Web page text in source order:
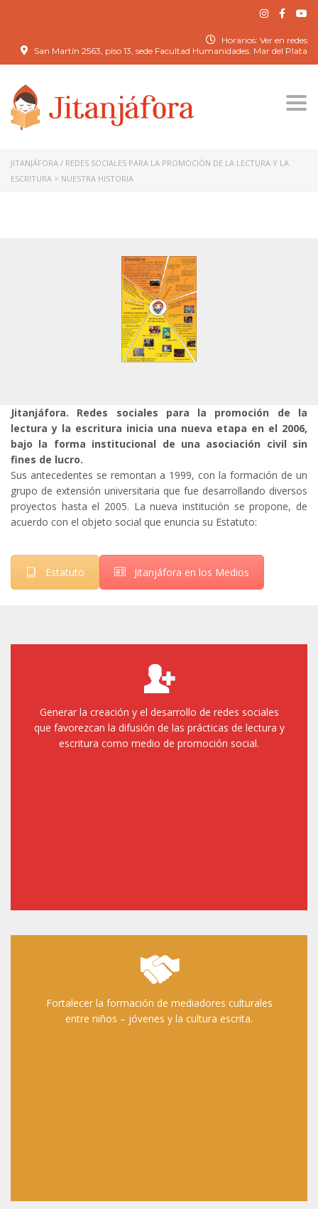
Horarios: Ver en redes
San Martín 2563, piso 13, sede Facultad Humanidades. Mar del Plata
JITANJÁFORA / REDES SOCIALES PARA LA PROMOCIÓN DE LA LECTURA Y LA
ESCRITURA > NUESTRA HISTORIA
Jitanjáfora. Redes sociales para la promoción de la
lectura y la escritura inicia una nueva etapa en el 2006,
bajo la forma institucional de una asociación civil sin
fines de lucro.
Sus antecedentes se remontan a 1999, con la formación de un
grupo de extensión universitaria que fue desarrollando diversos
proyectos hasta el 2005. La nueva institución se propone, de
acuerdo con el objeto social que enuncia su Estatuto:
Estatuto Jitanjáfora en los Medios
Generar la creación y el desarrollo de redes sociales
que favorezcan la difusión de las prácticas de lectura y
escritura como medio de promoción social.
Fortalecer la formación de mediadores culturales
entre niños – jóvenes y la cultura escrita.